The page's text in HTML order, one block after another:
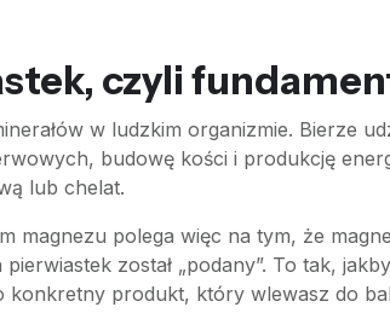
czyli
w ludzkim organizmie. Bierze
budowę kości i produkcję
lub chelat.
magnezu polega więc na tym, że
został „podany”. To tak,
konkretny produkt, który wlewasz do